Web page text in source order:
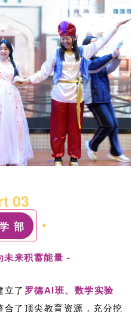
03
部
未来积蓄能量 -
立了 罗德AI班、数学实验
合了顶尖教育资源，充分挖